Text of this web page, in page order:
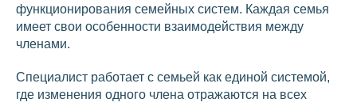
функционирования семейных систем. Каждая семья
имеет свои особенности взаимодействия между
членами.
Специалист работает с семьей как единой системой,
где изменения одного члена отражаются на всех